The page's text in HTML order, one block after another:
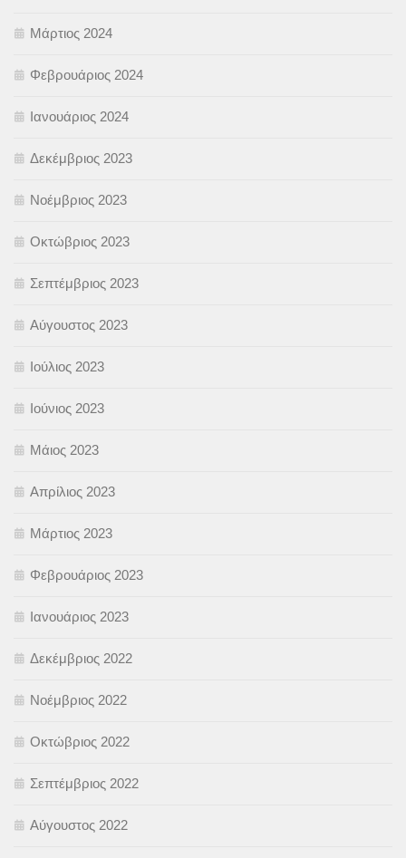
Μάρτιος 2024
Φεβρουάριος 2024
Ιανουάριος 2024
Δεκέμβριος 2023
Νοέμβριος 2023
Οκτώβριος 2023
Σεπτέμβριος 2023
Αύγουστος 2023
Ιούλιος 2023
Ιούνιος 2023
Μάιος 2023
Απρίλιος 2023
Μάρτιος 2023
Φεβρουάριος 2023
Ιανουάριος 2023
Δεκέμβριος 2022
Νοέμβριος 2022
Οκτώβριος 2022
Σεπτέμβριος 2022
Αύγουστος 2022